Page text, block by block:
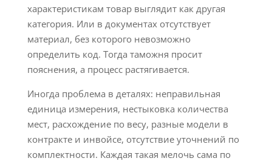
характеристикам товар выглядит как другая
категория. Или в документах отсутствует
материал, без которого невозможно
определить код. Тогда таможня просит
пояснения, а процесс растягивается.
Иногда проблема в деталях: неправильная
единица измерения, нестыковка количества
мест, расхождение по весу, разные модели в
контракте и инвойсе, отсутствие уточнений по
комплектности. Каждая такая мелочь сама по